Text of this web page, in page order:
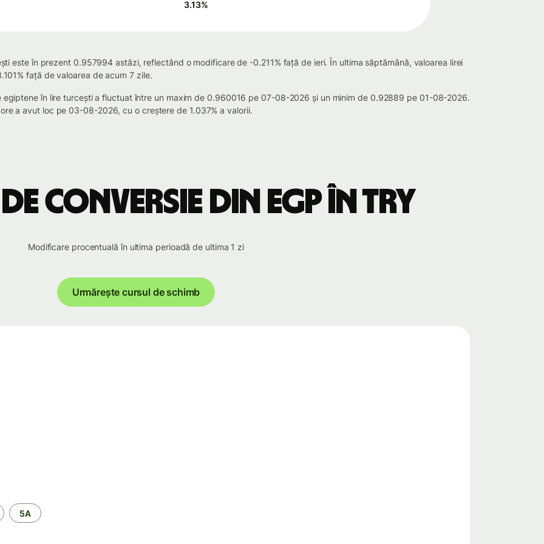
3.13%
este în prezent 0.957994 astăzi, reflectând o modificare de -0.211% față de ieri. În ultima săptămână, valoarea lirei
față de valoarea de acum 7 zile.
egiptene în lire turcești a fluctuat între un maxim de 0.960016 pe 07-08-2026 și un minim de 0.92889 pe 01-08-2026.
a avut loc pe 03-08-2026, cu o creștere de 1.037% a valorii.
conversie din EGP în TRY
Modificare procentuală în ultima perioadă de ultima 1 zi
Urmărește cursul de schimb
5A